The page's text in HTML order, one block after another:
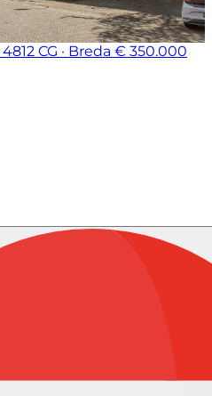
4812 CG · Breda € 350.000